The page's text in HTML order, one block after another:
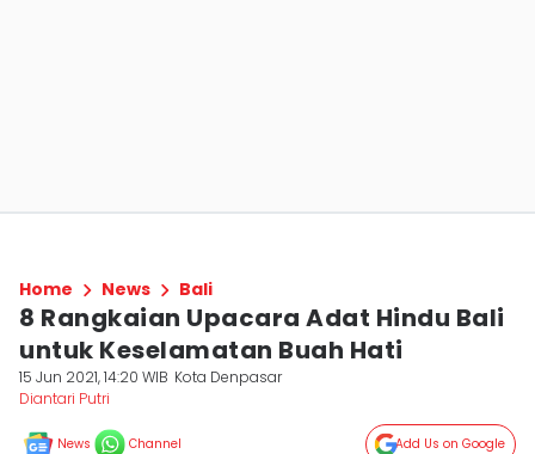
Home News Bali
8 Rangkaian Upacara Adat Hindu Bali
untuk Keselamatan Buah Hati
15 Jun 2021, 14:20 WIB Kota Denpasar
Diantari Putri
News Channel Add Us on Google